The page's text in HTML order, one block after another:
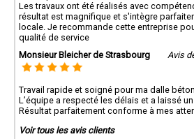
Les travaux ont été réalisés avec
résultat est magnifique et s'intègre
locale. Je recommande cette entreprise
qualité de service
Monsieur Bleicher de Strasbourg
Avis
Travail rapide et soigné pour ma dalle
L’équipe a respecté les délais et a laissé
Résultat parfaitement conforme à mes
Voir tous les avis clients